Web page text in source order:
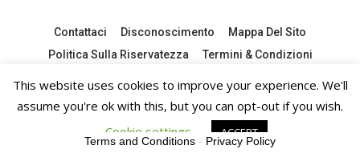
Contattaci Disconoscimento
Mappa Del Sito
Politica Sulla Riservatezza
Termini & Condizioni
This website uses cookies to improve your experience. We'll
assume you're ok with this, but you can opt-out if you wish.
Cookie settings
ACCEPT
Terms and Conditions - Privacy Policy